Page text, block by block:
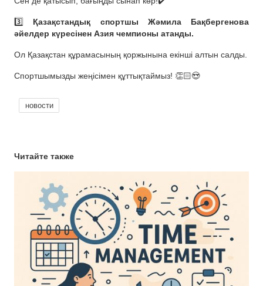
3️⃣ Қазақстандық спортшы Жәмила Бақбергенова
әйелдер күресінен Азия чемпионы атанды.
Ол Қазақстан құрамасының қоржынына екінші алтын салды.
Спортшымызды жеңісімен құттықтаймыз! 👏🏻😍
новости
Читайте также